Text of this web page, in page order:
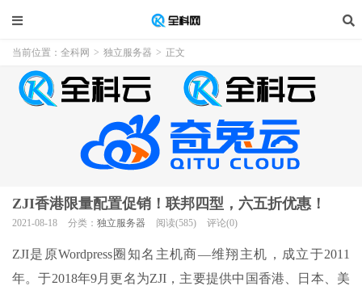
当前位置： 全科网 > 独立服务器 > 正文
ZJI香港限量配置促销！联邦四型，六五折优惠！
2021-08-18 分类： 独立服务器 阅读(585) 评论(0)
ZJI是原Wordpress圈知名主机商—维翔主机，成立于2011
年。于2018年9月更名为ZJI，主要提供中国香港、日本、美